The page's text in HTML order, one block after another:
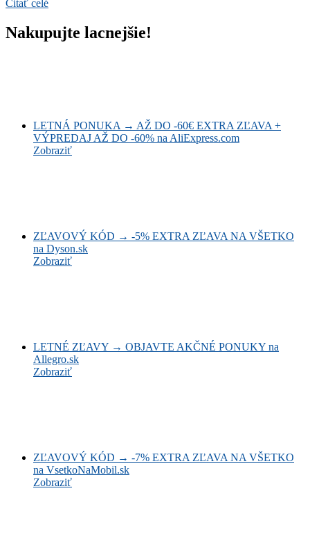
Čítať celé
Nakupujte lacnejšie!
LETNÁ PONUKA → AŽ DO -60€ EXTRA ZĽAVA +
VÝPREDAJ AŽ DO -60% na AliExpress.com
Zobraziť
ZĽAVOVÝ KÓD → -5% EXTRA ZĽAVA NA VŠETKO
na Dyson.sk
Zobraziť
LETNÉ ZĽAVY → OBJAVTE AKČNÉ PONUKY na
Allegro.sk
Zobraziť
ZĽAVOVÝ KÓD → -7% EXTRA ZĽAVA NA VŠETKO
na VsetkoNaMobil.sk
Zobraziť